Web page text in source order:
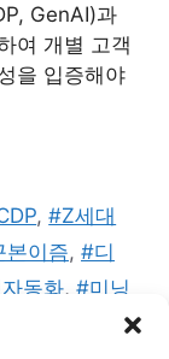
GenAI)과
여 개별 고객
을 입증해야
,#Z세대
본이즘, #디
동화, #미닝